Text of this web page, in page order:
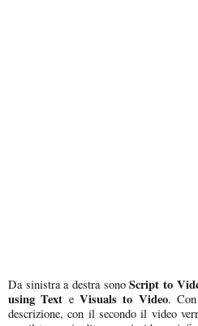
Da sinistra a destra sonoScript to
using Text eVisuals to Video.
descrizione, con il secondo il video